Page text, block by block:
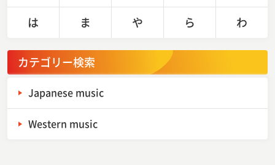
は
ま や ら わ
カテゴリー検索
Japanese music
Western music